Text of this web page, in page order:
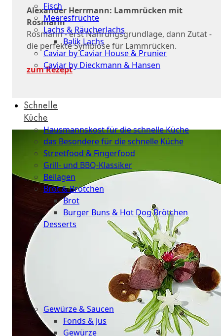
Fisch
Meeresfrüchte
Lachs & Räucherlachs
Balik Lachs
Caviar by Caviar House & Prunier
Caviar by Dieckmann & Hansen
Schnelle
Küche
Hausmannskost für die schnelle Küche
das Besondere für die schnelle Küche
Streetfood & Fingerfood
Grill- und BBQ-Klassiker
Beilagen
Brot & Brötchen
Brot
Burger Buns & Hot Dog Brötchen
Desserts
Neu
Sale
&
dazu
Gewürze & Saucen
Fonds & Jus
Gewürze
Alexander Herrmann: Lammrücken mit
Rosmarin
Rosmarin - erst Nahrungsgrundlage, dann Zutat -
die perfekte Symbiose für Lammrücken.
zum Rezept